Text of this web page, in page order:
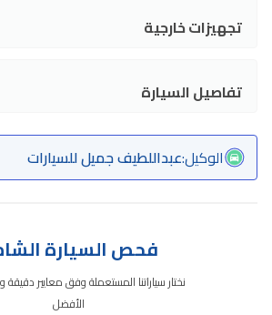
تجهيزات خارجية
تفاصيل السيارة
الوكيل:عبداللطيف جميل للسيارات
فحص السيارة
نختار سياراتنا المستعملة وفق معايير
الأفضل